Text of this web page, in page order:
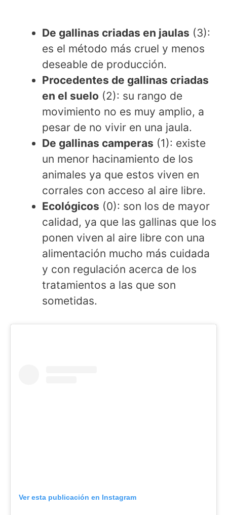
De gallinas criadas en jaulas (3):
es el método más cruel y menos
deseable de producción.
Procedentes de gallinas criadas
en el suelo (2): su rango de
movimiento no es muy amplio, a
pesar de no vivir en una jaula.
De gallinas camperas (1): existe
un menor hacinamiento de los
animales ya que estos viven en
corrales con acceso al aire libre.
Ecológicos (0): son los de mayor
calidad, ya que las gallinas que los
ponen viven al aire libre con una
alimentación mucho más cuidada
y con regulación acerca de los
tratamientos a las que son
sometidas.
Ver esta publicación en Instagram